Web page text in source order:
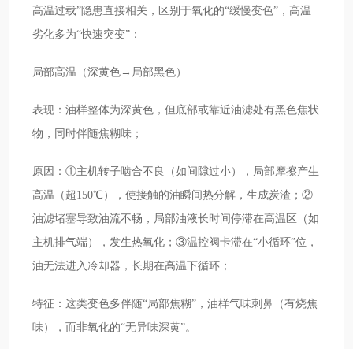
高温过载”隐患直接相关，区别于氧化的“缓慢变色”，高温
劣化多为“快速突变”：
局部高温（深黄色→局部黑色）
表现：油样整体为深黄色，但底部或靠近油滤处有黑色焦状
物，同时伴随焦糊味；
原因：①主机转子啮合不良（如间隙过小），局部摩擦产生
高温（超150℃），使接触的油瞬间热分解，生成炭渣；②
油滤堵塞导致油流不畅，局部油液长时间停滞在高温区（如
主机排气端），发生热氧化；③温控阀卡滞在“小循环”位，
油无法进入冷却器，长期在高温下循环；
特征：这类变色多伴随“局部焦糊”，油样气味刺鼻（有烧焦
味），而非氧化的“无异味深黄”。